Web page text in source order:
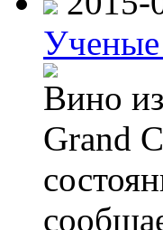
Ученые
Вино
Grand